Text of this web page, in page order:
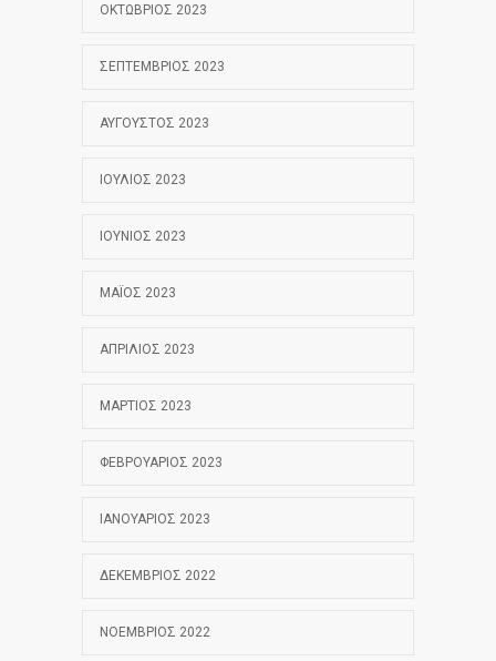
ΟΚΤΏΒΡΙΟΣ 2023
ΣΕΠΤΈΜΒΡΙΟΣ 2023
ΑΎΓΟΥΣΤΟΣ 2023
ΙΟΎΛΙΟΣ 2023
ΙΟΎΝΙΟΣ 2023
ΜΆΙΟΣ 2023
ΑΠΡΊΛΙΟΣ 2023
ΜΆΡΤΙΟΣ 2023
ΦΕΒΡΟΥΆΡΙΟΣ 2023
ΙΑΝΟΥΆΡΙΟΣ 2023
ΔΕΚΈΜΒΡΙΟΣ 2022
ΝΟΈΜΒΡΙΟΣ 2022